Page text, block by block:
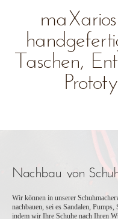
Taschen,
Nachbau von
Wir können in unserer
nachbauen, sei es Sandalen,
indem wir Ihre Schuhe nach Ihren